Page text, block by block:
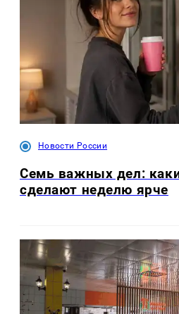
Новости России
Семь важных дел:
сделают неделю ярче